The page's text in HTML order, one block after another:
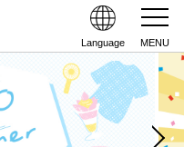
Language MENU